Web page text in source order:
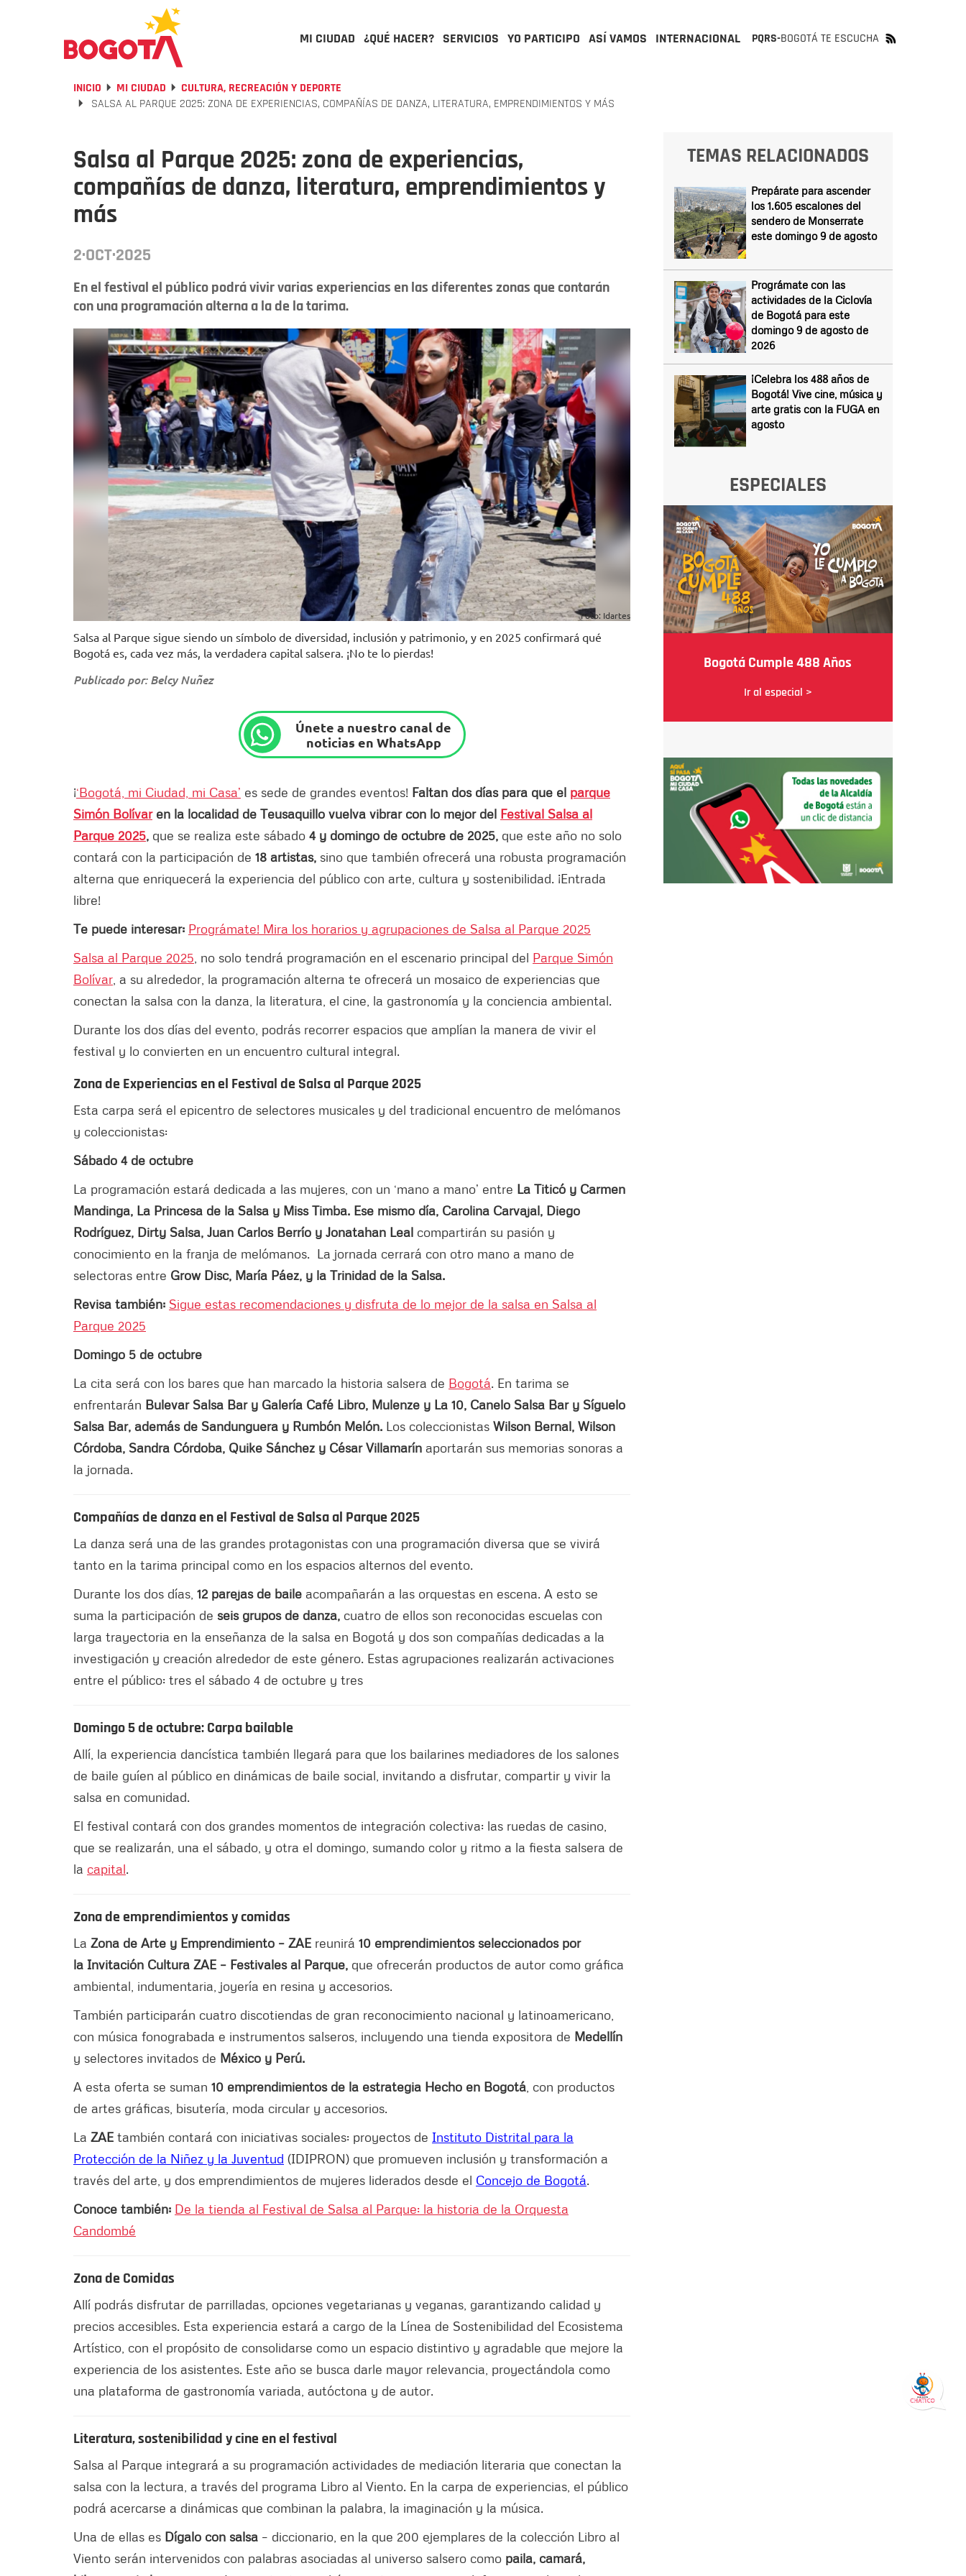
MI CIUDAD ¿QUÉ HACER? SERVICIOS YO PARTICIPO ASÍ VAMOS INTERNACIONAL PQRS-BOGOTÁ TE ESCUCHA
INICIO MI CIUDAD
CULTURA, RECREACIÓN Y DEPORTE
SALSA AL PARQUE 2025: ZONA DE EXPERIENCIAS, COMPAÑÍAS DE DANZA, LITERATURA, EMPRENDIMIENTOS Y MÁS
Salsa al Parque 2025: zona de experiencias,
compañías de danza, literatura, emprendimientos y
más
2·OCT·2025
En el festival el público podrá vivir varias experiencias en las diferentes zonas que contarán
con una programación alterna a la de la tarima.
Foto: Idartes
Salsa al Parque sigue siendo un símbolo de diversidad, inclusión y patrimonio, y en 2025 confirmará qué
Bogotá es, cada vez más, la verdadera capital salsera. ¡No te lo pierdas!
Publicado por: Belcy Nuñez
Únete a nuestro canal de
noticias en WhatsApp
¡‘Bogotá, mi Ciudad, mi Casa’ es sede de grandes eventos! Faltan dos días para que el parque
Simón Bolívaren la localidad de Teusaquillo vuelva vibrar con lo mejor del Festival Salsa al
Parque 2025, que se realiza este sábado 4 y domingo de octubre de 2025, que este año no solo
contará con la participación de 18 artistas, sino que también ofrecerá una robusta programación
alterna que enriquecerá la experiencia del público con arte, cultura y sostenibilidad. ¡Entrada
libre!
Te puede interesar: Prográmate! Mira los horarios y agrupaciones de Salsa al Parque 2025
Salsa al Parque 2025 , no solo tendrá programación en el escenario principal del Parque Simón
Bolívar , a su alrededor, la programación alterna te ofrecerá un mosaico de experiencias que
conectan la salsa con la danza, la literatura, el cine, la gastronomía y la conciencia ambiental.
Durante los dos días del evento, podrás recorrer espacios que amplían la manera de vivir el
festival y lo convierten en un encuentro cultural integral.
Zona de Experiencias en el Festival de Salsa al Parque 2025
Esta carpa será el epicentro de selectores musicales y del tradicional encuentro de melómanos
y coleccionistas:
Sábado 4 de octubre
La programación estará dedicada a las mujeres, con un ‘mano a mano’ entre La Titicó y Carmen
Mandinga, La Princesa de la Salsa y Miss Timba. Ese mismo día, Carolina Carvajal, Diego
Rodríguez, Dirty Salsa, Juan Carlos Berrío y Jonatahan Leal compartirán su pasión y
conocimiento en la franja de melómanos. La jornada cerrará con otro mano a mano de
selectoras entre Grow Disc, María Páez, y la Trinidad de la Salsa.
Revisa también: Sigue estas recomendaciones y disfruta de lo mejor de la salsa en Salsa al
Parque 2025
Domingo 5 de octubre
La cita será con los bares que han marcado la historia salsera de Bogotá. En tarima se
enfrentarán Bulevar Salsa Bar y Galería Café Libro, Mulenze y La 10, Canelo Salsa Bar y Síguelo
Salsa Bar, además de Sandunguera y Rumbón Melón. Los coleccionistas Wilson Bernal, Wilson
Córdoba, Sandra Córdoba, Quike Sánchez y César Villamarín aportarán sus memorias sonoras a
la jornada.
Compañías de danza en el Festival de Salsa al Parque 2025
La danza será una de las grandes protagonistas con una programación diversa que se vivirá
tanto en la tarima principal como en los espacios alternos del evento.
Durante los dos días, 12 parejas de baile acompañarán a las orquestas en escena. A esto se
suma la participación de seis grupos de danza, cuatro de ellos son reconocidas escuelas con
larga trayectoria en la enseñanza de la salsa en Bogotá y dos son compañías dedicadas a la
investigación y creación alrededor de este género. Estas agrupaciones realizarán activaciones
entre el público: tres el sábado 4 de octubre y tres
Domingo 5 de octubre: Carpa bailable
Allí, la experiencia dancística también llegará para que los bailarines mediadores de los salones
de baile guíen al público en dinámicas de baile social, invitando a disfrutar, compartir y vivir la
salsa en comunidad.
El festival contará con dos grandes momentos de integración colectiva: las ruedas de casino,
que se realizarán, una el sábado, y otra el domingo, sumando color y ritmo a la fiesta salsera de
la capital.
Zona de emprendimientos y comidas
La Zona de Arte y Emprendimiento – ZAE reunirá 10 emprendimientos seleccionados por
la Invitación Cultura ZAE – Festivales al Parque, que ofrecerán productos de autor como gráfica
ambiental, indumentaria, joyería en resina y accesorios.
También participarán cuatro discotiendas de gran reconocimiento nacional y latinoamericano,
con música fonograbada e instrumentos salseros, incluyendo una tienda expositora de Medellín
y selectores invitados de México y Perú.
A esta oferta se suman 10 emprendimientos de la estrategia Hecho en Bogotá , con productos
de artes gráficas, bisutería, moda circular y accesorios.
La ZAE también contará con iniciativas sociales: proyectos de Instituto Distrital para la
Protección de la Niñez y la Juventud (IDIPRON) que promueven inclusión y transformación a
través del arte, y dos emprendimientos de mujeres liderados desde el Concejo de Bogotá.
Conoce también: De la tienda al Festival de Salsa al Parque: la historia de la Orquesta
Candombé
Zona de Comidas
Allí podrás disfrutar de parrilladas, opciones vegetarianas y veganas, garantizando calidad y
precios accesibles. Esta experiencia estará a cargo de la Línea de Sostenibilidad del Ecosistema
Artístico, con el propósito de consolidarse como un espacio distintivo y agradable que mejore la
experiencia de los asistentes. Este año se busca darle mayor relevancia, proyectándola como
una plataforma de gastronomía variada, autóctona y de autor.
Literatura, sostenibilidad y cine en el festival
Salsa al Parque integrará a su programación actividades de mediación literaria que conectan la
salsa con la lectura, a través del programa Libro al Viento. En la carpa de experiencias, el público
podrá acercarse a dinámicas que combinan la palabra, la imaginación y la música.
Una de ellas es Dígalo con salsa – diccionario, en la que 200 ejemplares de la colección Libro al
Viento serán intervenidos con palabras asociadas al universo salsero como paila, camará,
TEMAS RELACIONADOS
Prepárate para ascender
los 1.605 escalones del
sendero de Monserrate
este domingo 9 de agosto
Prográmate con las
actividades de la Ciclovía
de Bogotá para este
domingo 9 de agosto de
2026
¡Celebra los 488 años de
Bogotá! Vive cine, música y
arte gratis con la FUGA en
agosto
ESPECIALES
Bogotá Cumple 488 Años
Ir al especial >